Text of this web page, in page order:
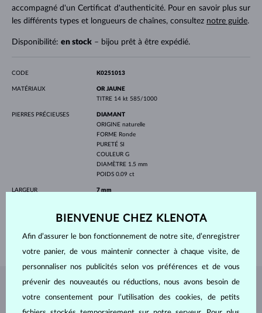
accompagné d'un Certificat d'authenticité. Pour en savoir plus sur
les différents types et longueurs de chaînes, consultez notre guide.
Disponibilité: en stock– bijou prêt à être expédié.
CODE K0251013
MATÉRIAUX
OR JAUNE
TITRE 14 kt 585/1000
PIERRES PRÉCIEUSES
DIAMANT
ORIGINE naturelle
FORME Ronde
PURETÉ SI
COULEUR G
DIAMÈTRE 1.5 mm
POIDS 0.09 ct
LARGEUR 7 mm
420.00 mm
POIDS 1.10 g
BIJOUX DE L'ATELIER KLENOTA
BIENVENUE CHEZ KLENOTA
Afin d’assurer le bon fonctionnement de notre site, d’enregistrer
votre panier, de vous maintenir connecter à chaque visite, de
personnaliser nos publicités selon vos préférences et de vous
prévenir des nouveautés ou réductions, nous avons besoin de
votre consentement pour l’utilisation des cookies, de petits